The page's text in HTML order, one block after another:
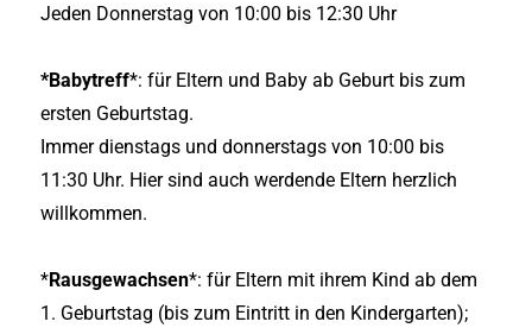
Jeden Donnerstag von 10:00 bis 12:30 Uhr
*Babytreff*: für Eltern und Baby ab Geburt bis zum
ersten Geburtstag.
Immer dienstags und donnerstags von 10:00 bis
11:30 Uhr. Hier sind auch werdende Eltern herzlich
willkommen.
*Rausgewachsen*: für Eltern mit ihrem Kind ab dem
1. Geburtstag (bis zum Eintritt in den Kindergarten);